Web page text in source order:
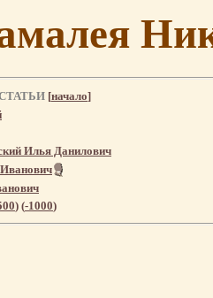
[начало]
Илья Данилович
) (-1000)